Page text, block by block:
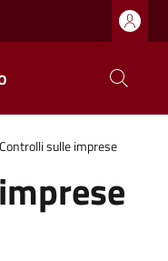
Controlli sulle imprese